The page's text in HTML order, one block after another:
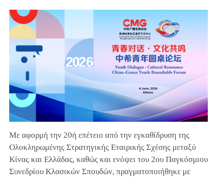
Με αφορμή την 20ή επέτειο από την εγκαθίδρυση της
Ολοκληρωμένης Στρατηγικής Εταιρικής Σχέσης μεταξύ
Κίνας και Ελλάδας, καθώς και ενόψει του 2ου Παγκόσμιου
Συνεδρίου Κλασικών Σπουδών, πραγματοποιήθηκε με